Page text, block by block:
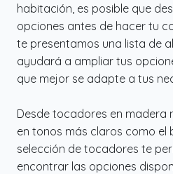
habitación, es posible que
opciones antes de hacer tu
te presentamos una lista de
ayudará a ampliar tus
que mejor se adapte a tus
Desde tocadores en madera
en tonos más claros como el
selección de tocadores te
encontrar las opciones